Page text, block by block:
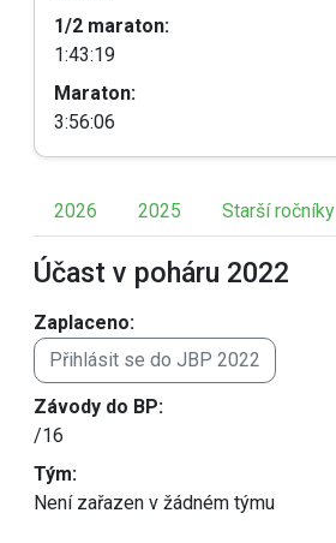
1/2 maraton:
1:43:19
Maraton:
3:56:06
2026 2025 Starší ročníky
Účast v poháru 2022
Zaplaceno:
Přihlásit se do JBP 2022
Závody do BP:
/16
Tým:
Není zařazen v žádném týmu